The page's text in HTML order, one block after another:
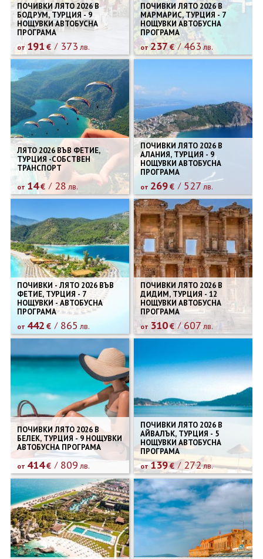
ПОЧИВКИ ЛЯТО 2026 В
БОДРУМ, ТУРЦИЯ - 9
НОЩУВКИ АВТОБУСНА
ПРОГРАМА
от 191€ 373 лв.
ПОЧИВКИ ЛЯТО 2026 В
МАРМАРИС, ТУРЦИЯ - 7
НОЩУВКИ АВТОБУСНА
ПРОГРАМА
от237€ 463лв.
ЛЯТО 2026 ВЪВ ФЕТИЕ,
ТУРЦИЯ -СОБСТВЕН
ТРАНСПОРТ
от 14€ 28лв.
ПОЧИВКИ ЛЯТО 2026 В
АЛАНИЯ, ТУРЦИЯ - 9
НОЩУВКИ АВТОБУСНА
ПРОГРАМА
от 269€ 527лв.
ПОЧИВКИ - ЛЯТО 2026 ВЪВ
ФЕТИЕ, ТУРЦИЯ - 7
НОЩУВКИ - АВТОБУСНА
ПРОГРАМА
от 442 € 865 лв.
ПОЧИВКИ ЛЯТО 2026 В
ДИДИМ, ТУРЦИЯ - 12
НОЩУВКИ АВТОБУСНА
ПРОГРАМА
от 310€ 607 лв.
ПОЧИВКИ ЛЯТО 2026 В
БЕЛЕК, ТУРЦИЯ - 9 НОЩУВКИ
АВТОБУСНА ПРОГРАМА
от 414€ 809 лв.
ПОЧИВКИ ЛЯТО 2026 В
АЙВАЛЪК, ТУРЦИЯ - 5
НОЩУВКИ АВТОБУСНА
ПРОГРАМА
от139€ 272лв.